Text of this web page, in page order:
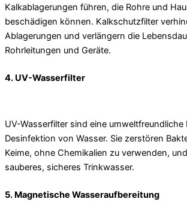
Kalkablagerungen führen, die Rohre und
beschädigen können. Kalkschutzfilter
Ablagerungen und verlängern die
Rohrleitungen und Geräte.
4. UV-Wasserfilter
UV-Wasserfilter sind eine
Desinfektion von Wasser. Sie zerstören
Keime, ohne Chemikalien zu verwenden,
sauberes, sicheres Trinkwasser.
5. Magnetische Wasseraufbereitung